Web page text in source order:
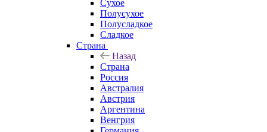
Сухое
Полусухое
Полусладкое
Сладкое
Страна
Назад
Страна
Россия
Австралия
Австрия
Аргентина
Венгрия